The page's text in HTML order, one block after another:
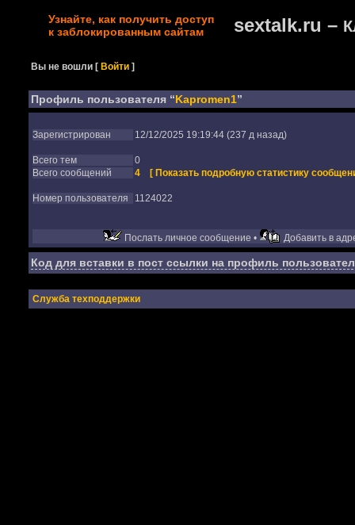
Узнайте, как получить доступ
к заблокированным сайтам
sextalk.ru –
Вы не вошли [Войти ]
Профиль пользователя “Kapromen1”
Зарегистрирован 12/12/2025 19:19:44 (237 д назад)
Всего тем
0
Всего сообщений
4 [ Показать подробную статистику
Номер пользователя 1124022
Послать личное сообщение • Добавить в
Код для вставки в пост ссылки на профиль
Служба техподдержки